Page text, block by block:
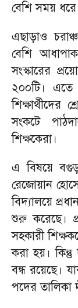
বেশি সময়
এছাড়াও
বেশি
সংস্কারের
২০০টি।
শিক্ষার্থীদের
সংকটে
শিক্ষকেরা।
এ বিষয়ে
রেজোয়ান
বিদ্যালয়ে
শুরু করেছে।
সহকারী
করা হয়। কিন্তু
বন্ধ রয়েছে।
পদের তালিকা